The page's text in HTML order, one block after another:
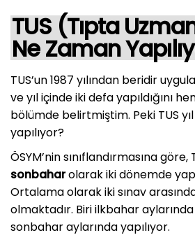
TUS (Tıpta
Ne Zaman
TUS’un 1987 yılından beridir
ve yıl içinde iki defa yapıldığını
bölümde belirtmiştim. Peki TUS
yapılıyor?
ÖSYM’nin sınıflandırmasına göre,
sonbaharolarak iki dönemde
Ortalama olarak iki sınav
olmaktadır. Biri ilkbahar
sonbahar aylarında yapılıyor.